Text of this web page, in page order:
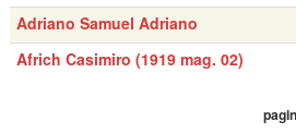
Adriano Samuel Adriano
Africh Casimiro (1919 mag. 02)